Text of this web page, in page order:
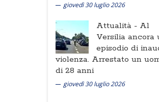
giovedì 30 luglio 2026
Attualità - Al
Versilia ancora
episodio di
violenza. Arrestato un
di 28 anni
giovedì 30 luglio 2026